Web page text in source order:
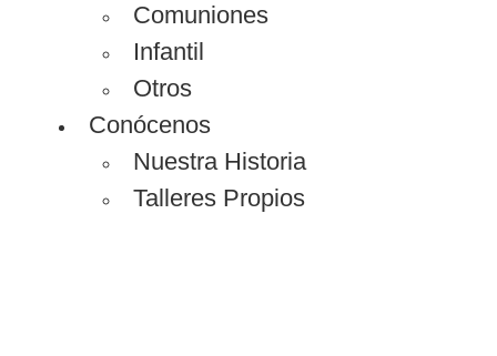
Comuniones
Infantil
Otros
Conócenos
Nuestra Historia
Talleres Propios